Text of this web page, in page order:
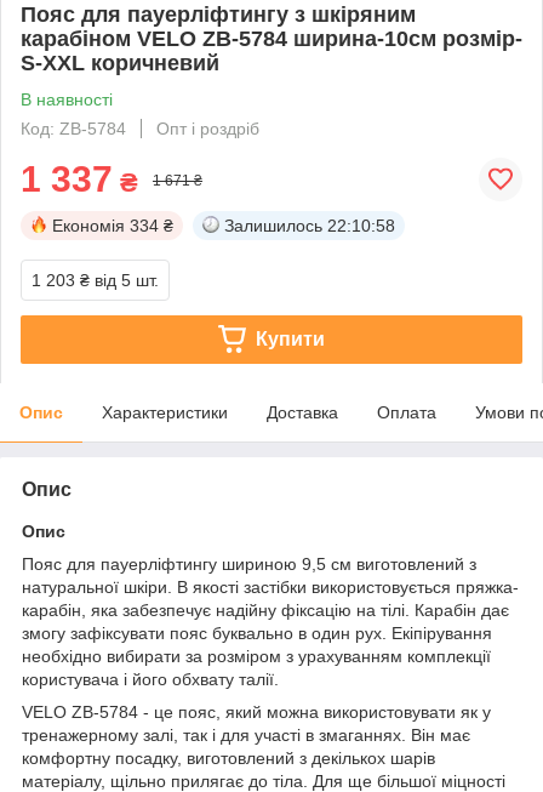
Пояс для пауерліфтингу з шкіряним
карабіном VELO ZB-5784 ширина-10см розмір-
S-XXL коричневий
В наявності
Код: ZB-5784
Опт і роздріб
1 337 ₴ 1 671 ₴
Економія 334 ₴ Залишилось 22:10:58
1 203 ₴ від 5 шт.
Купити
Опис Характеристики Доставка Оплата Умови
Опис
Опис
Пояс для пауерліфтингу шириною 9,5 см виготовлений з
натуральної шкіри. В якості застібки використовується пряжка-
карабін, яка забезпечує надійну фіксацію на тілі. Карабін дає
змогу зафіксувати пояс буквально в один рух. Екіпірування
необхідно вибирати за розміром з урахуванням комплекції
користувача і його обхвату талії.
VELO ZB-5784 - це пояс, який можна використовувати як у
тренажерному залі, так і для участі в змаганнях. Він має
комфортну посадку, виготовлений з декількох шарів
матеріалу, щільно прилягає до тіла. Для ще більшої міцності